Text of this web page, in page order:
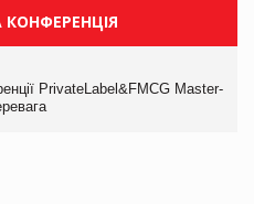
PrivateLabel&FMCG Master-